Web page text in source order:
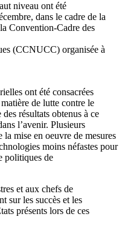
niveau ont été
dans le cadre de la
Convention-Cadre des
(CCNUCC) organisée à
ont été consacrées
de lutte contre le
résultats obtenus à ce
l’avenir. Plusieurs
mise en oeuvre de mesures
moins néfastes pour
politiques de
et aux chefs de
sur les succès et les
présents lors de ces